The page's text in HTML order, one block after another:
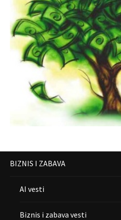
BIZNIS I ZABAVA
AI vesti
Biznis i zabava vesti